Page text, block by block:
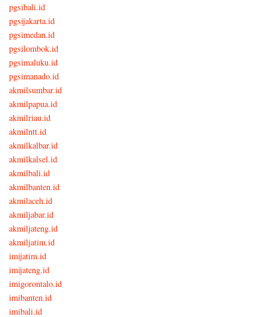
pgsibali.id
pgsijakarta.id
pgsimedan.id
pgsilombok.id
pgsimaluku.id
pgsimanado.id
akmilsumbar.id
akmilpapua.id
akmilriau.id
akmilntt.id
akmilkalbar.id
akmilkalsel.id
akmilbali.id
akmilbanten.id
akmilaceh.id
akmiljabar.id
akmiljateng.id
akmiljatim.id
imijatim.id
imijateng.id
imigorontalo.id
imibanten.id
imibali.id